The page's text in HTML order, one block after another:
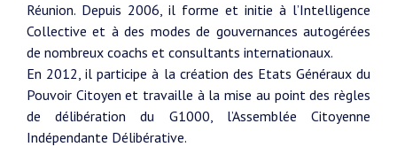
Réunion. Depuis 2006, il forme et initie à l’Intelligence
Collective et à des modes de gouvernances autogérées
de nombreux coachs et consultants internationaux.
En 2012, il participe à la création des Etats Généraux du
Pouvoir Citoyen et travaille à la mise au point des règles
de délibération du G1000, l’Assemblée Citoyenne
Indépendante Délibérative.